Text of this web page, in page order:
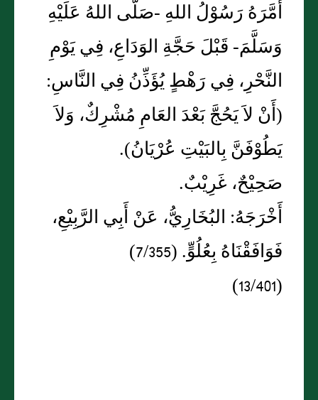
أَمَّرَهُ رَسُوْلُ اللهِ -صَلَّى اللهُ عَلَيْهِ
وَسَلَّمَ- قَبْلَ حَجَّةِ الوَدَاعِ، فِي يَوْمِ
النَّحْرِ، فِي رَهْطٍ يُؤَذِّنُ فِي النَّاسِ:
(أَنْ لاَ يَحُجَّ بَعْدَ العَامِ مُشْرِكٌ، وَلاَ
يَطُوْفَنَّ بِالبَيْتِ عُرْيَانُ).
صَحِيْحٌ، غَرِيْبٌ.
أَخْرَجَهُ: البُخَارِيُّ، عَنْ أَبِي الرَّبِيْعِ،
فَوَافَقْنَاهُ بِعُلُوٍّ. (7/355)
(13/401)